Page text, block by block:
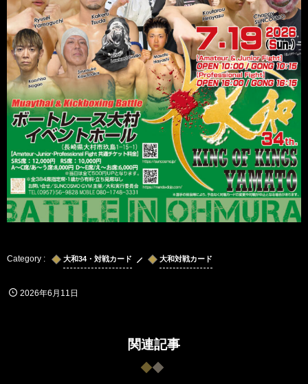
大和34・対戦カード 大和対戦カード
2026年6月11日
関連記事